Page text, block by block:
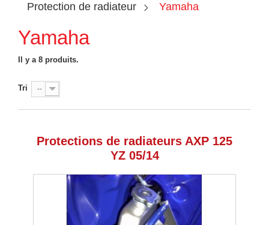
Protection de radiateur
Yamaha
Yamaha
Il y a 8 produits.
Tri --
Protections de radiateurs AXP 125
YZ 05/14